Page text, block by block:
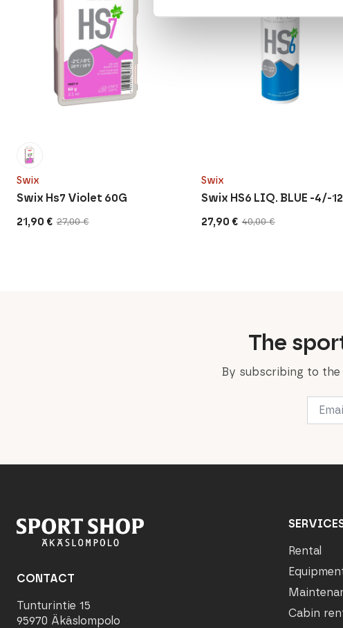
Swix
27,00€
Original
21,90 €
Current
Swix Hs7 Violet 60G
Swix
40,00€
Original
27,90 €
Current
Swix HS6 LIQ. BLUE -4/-12
The
By subscribing to
Email
CONTACT
Tunturintie 15
95970 Äkäslompolo
Rental
Cabin